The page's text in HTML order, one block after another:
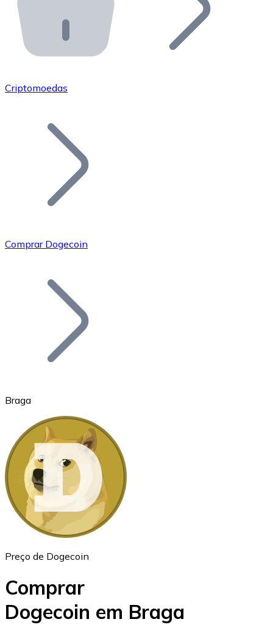
API Bitnovo
Integre nossa API no seu ecossistema.
Junte-se à nossa rede de revendedores e comercialize
Adicione o token do seu projeto ao nosso serviço de
Bitcoin
Ethereum
ETH
Criptomoedas
Comprar Dogecoin
Braga
Preço de Dogecoin
Comprar
Dogecoin em Braga